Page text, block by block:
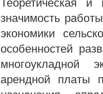
Теоретическая и
значимость
экономики
особенностей
многоукладной
арендной платы